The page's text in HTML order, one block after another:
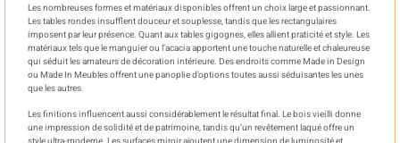
Les nombreuses formes et matériaux disponibles offrent un choix large et passionnant.
Les tables rondes insufflent douceur et souplesse, tandis que les rectangulaires
imposent par leur présence. Quant aux tables gigognes, elles allient praticité et style. Les
matériaux tels que le manguier ou l’acacia apportent une touche naturelle et chaleureuse
qui séduit les amateurs de décoration intérieure. Des endroits comme Made in Design
ou Made In Meubles offrent une panoplie d’options toutes aussi séduisantes les unes
que les autres.
Les finitions influencent aussi considérablement le résultat final. Le bois vieilli donne
une impression de solidité et de patrimoine, tandis qu’un revêtement laqué offre un